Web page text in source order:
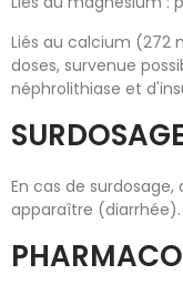
Liés au calcium (272
doses, survenue
néphrolithiase et
En cas de
apparaître (diarrhée).